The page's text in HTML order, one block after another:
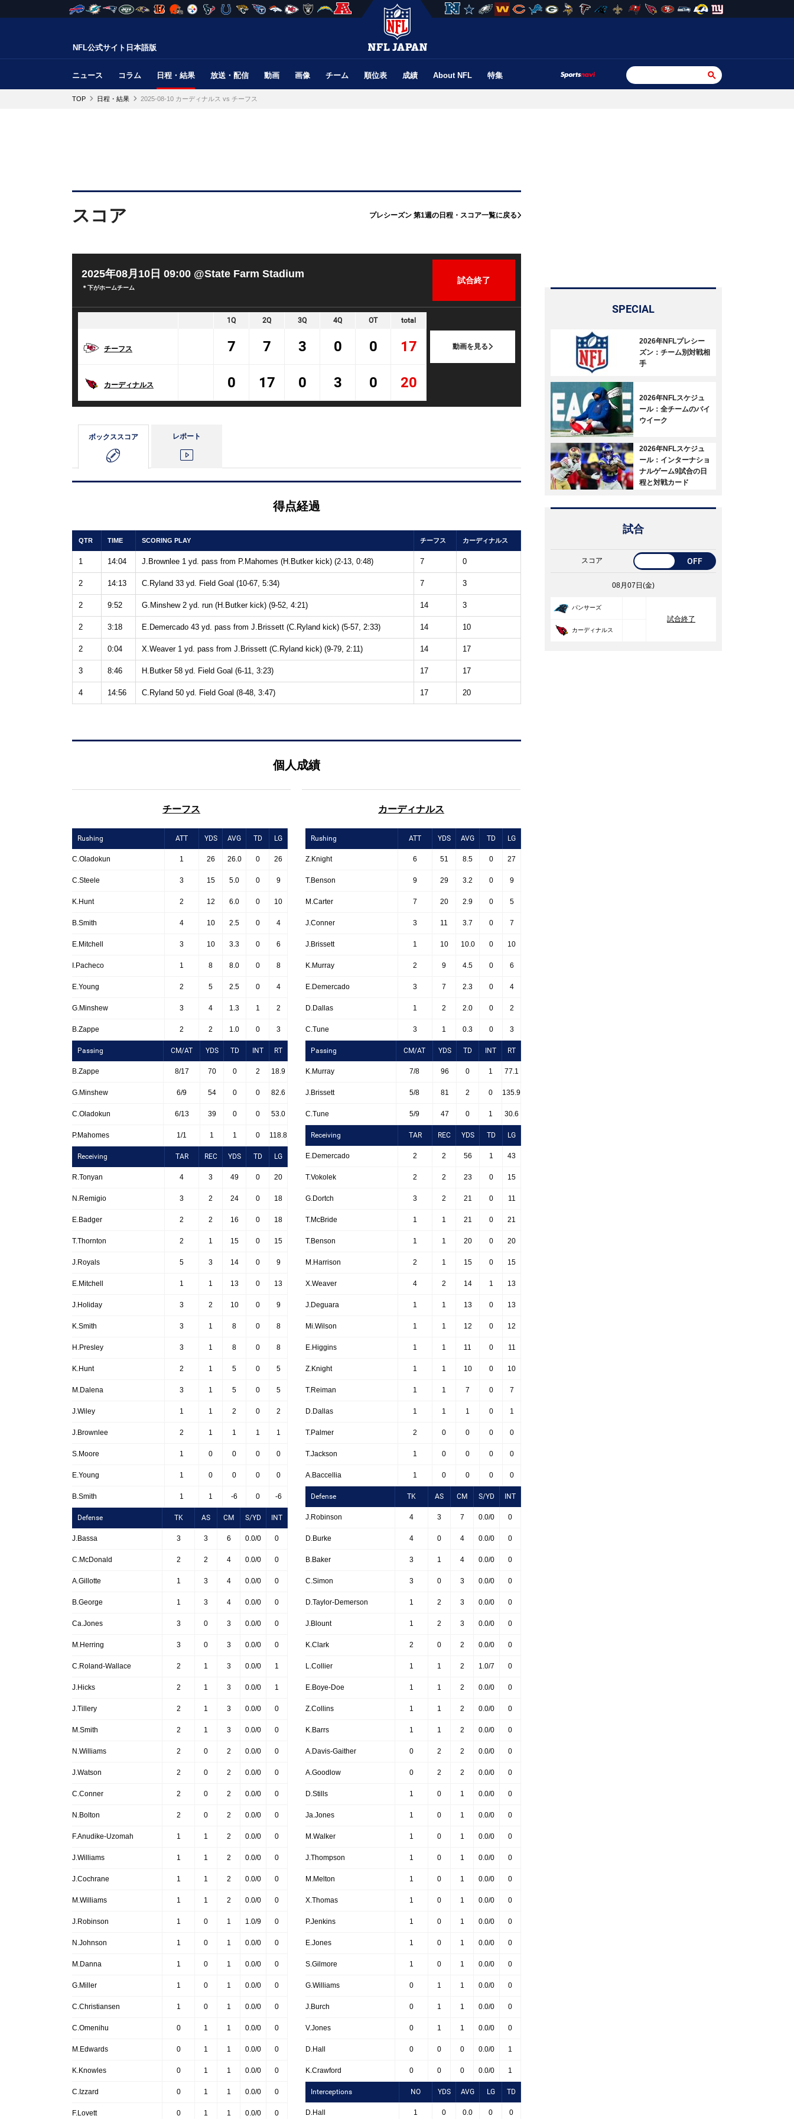
NFL公式サイト日本語版
ニュース コラム 日程・結果 放送・配信 動画 画像 チーム 順位表 成績 About NFL 特集
TOP 日程・結果 2025-08-10 カーディナルス vs チーフス
スコア プレシーズン 第1週の日程・スコア一覧に戻る
2025年08月10日 09:00 @State Farm Stadium
＊下がホームチーム
試合終了
1Q 2Q 3Q 4Q OT total
チーフス 7 7 3 0 0 17
カーディナルス 0 17 0 3 0 20
動画を見る
ボックススコア レポート
得点経過
QTR TIME SCORING PLAY チーフス カーディナルス
1 14:04 J.Brownlee 1 yd. pass from P.Mahomes (H.Butker kick) (2-13, 0:48) 7 0
2 14:13 C.Ryland 33 yd. Field Goal (10-67, 5:34) 7 3
2 9:52 G.Minshew 2 yd. run (H.Butker kick) (9-52, 4:21) 14 3
2 3:18 E.Demercado 43 yd. pass from J.Brissett (C.Ryland kick) (5-57, 2:33) 14 10
2 0:04 X.Weaver 1 yd. pass from J.Brissett (C.Ryland kick) (9-79, 2:11) 14 17
3 8:46 H.Butker 58 yd. Field Goal (6-11, 3:23) 17 17
4 14:56 C.Ryland 50 yd. Field Goal (8-48, 3:47) 17 20
個人成績
チーフス カーディナルス
Rushing ATT YDS AVG TD LG
C.Oladokun 1 26 26.0 0 26
C.Steele 3 15 5.0 0 9
K.Hunt 2 12 6.0 0 10
B.Smith 4 10 2.5 0 4
E.Mitchell 3 10 3.3 0 6
I.Pacheco 1 8 8.0 0 8
E.Young 2 5 2.5 0 4
G.Minshew 3 4 1.3 1 2
B.Zappe 2 2 1.0 0 3
Passing CM/AT YDS TD INT RT
B.Zappe 8/17 70 0 2 18.9
G.Minshew 6/9 54 0 0 82.6
C.Oladokun 6/13 39 0 0 53.0
P.Mahomes 1/1 1 1 0 118.8
Receiving TAR REC YDS TD LG
R.Tonyan 4 3 49 0 20
N.Remigio 3 2 24 0 18
E.Badger 2 2 16 0 18
T.Thornton 2 1 15 0 15
J.Royals 5 3 14 0 9
E.Mitchell 1 1 13 0 13
J.Holiday 3 2 10 0 9
K.Smith 3 1 8 0 8
H.Presley 3 1 8 0 8
K.Hunt 2 1 5 0 5
M.Dalena 3 1 5 0 5
J.Wiley 1 1 2 0 2
J.Brownlee 2 1 1 1 1
S.Moore 1 0 0 0 0
E.Young 1 0 0 0 0
B.Smith 1 1 -6 0 -6
Defense TK AS CM S/YD INT
J.Bassa 3 3 6 0.0/0 0
C.McDonald 2 2 4 0.0/0 0
A.Gillotte 1 3 4 0.0/0 0
B.George 1 3 4 0.0/0 0
Ca.Jones 3 0 3 0.0/0 0
M.Herring 3 0 3 0.0/0 0
C.Roland-Wallace 2 1 3 0.0/0 1
J.Hicks 2 1 3 0.0/0 1
J.Tillery 2 1 3 0.0/0 0
M.Smith 2 1 3 0.0/0 0
N.Williams 2 0 2 0.0/0 0
J.Watson 2 0 2 0.0/0 0
C.Conner 2 0 2 0.0/0 0
N.Bolton 2 0 2 0.0/0 0
F.Anudike-Uzomah 1 1 2 0.0/0 0
J.Williams 1 1 2 0.0/0 0
J.Cochrane 1 1 2 0.0/0 0
M.Williams 1 1 2 0.0/0 0
J.Robinson 1 0 1 1.0/9 0
N.Johnson 1 0 1 0.0/0 0
M.Danna 1 0 1 0.0/0 0
G.Miller 1 0 1 0.0/0 0
C.Christiansen 1 0 1 0.0/0 0
C.Omenihu 0 1 1 0.0/0 0
M.Edwards 0 1 1 0.0/0 0
K.Knowles 0 1 1 0.0/0 0
C.Izzard 0 1 1 0.0/0 0
F.Lovett 0 1 1 0.0/0 0
Rushing ATT YDS AVG TD LG
Z.Knight 6 51 8.5 0 27
T.Benson 9 29 3.2 0 9
M.Carter 7 20 2.9 0 5
J.Conner 3 11 3.7 0 7
J.Brissett 1 10 10.0 0 10
K.Murray 2 9 4.5 0 6
E.Demercado 3 7 2.3 0 4
D.Dallas 1 2 2.0 0 2
C.Tune 3 1 0.3 0 3
Passing CM/AT YDS TD INT RT
K.Murray 7/8 96 0 1 77.1
J.Brissett 5/8 81 2 0 135.9
C.Tune 5/9 47 0 1 30.6
Receiving TAR REC YDS TD LG
E.Demercado 2 2 56 1 43
T.Vokolek 2 2 23 0 15
G.Dortch 3 2 21 0 11
T.McBride 1 1 21 0 21
T.Benson 1 1 20 0 20
M.Harrison 2 1 15 0 15
X.Weaver 4 2 14 1 13
J.Deguara 1 1 13 0 13
Mi.Wilson 1 1 12 0 12
E.Higgins 1 1 11 0 11
Z.Knight 1 1 10 0 10
T.Reiman 1 1 7 0 7
D.Dallas 1 1 1 0 1
T.Palmer 2 0 0 0 0
T.Jackson 1 0 0 0 0
A.Baccellia 1 0 0 0 0
Defense TK AS CM S/YD INT
J.Robinson 4 3 7 0.0/0 0
D.Burke 4 0 4 0.0/0 0
B.Baker 3 1 4 0.0/0 0
C.Simon 3 0 3 0.0/0 0
D.Taylor-Demerson 1 2 3 0.0/0 0
J.Blount 1 2 3 0.0/0 0
K.Clark 2 0 2 0.0/0 0
L.Collier 1 1 2 1.0/7 0
E.Boye-Doe 1 1 2 0.0/0 0
Z.Collins 1 1 2 0.0/0 0
K.Barrs 1 1 2 0.0/0 0
A.Davis-Gaither 0 2 2 0.0/0 0
A.Goodlow 0 2 2 0.0/0 0
D.Stills 1 0 1 0.0/0 0
Ja.Jones 1 0 1 0.0/0 0
M.Walker 1 0 1 0.0/0 0
J.Thompson 1 0 1 0.0/0 0
M.Melton 1 0 1 0.0/0 0
X.Thomas 1 0 1 0.0/0 0
P.Jenkins 1 0 1 0.0/0 0
E.Jones 1 0 1 0.0/0 0
S.Gilmore 1 0 1 0.0/0 0
G.Williams 0 1 1 0.0/0 0
J.Burch 0 1 1 0.0/0 0
V.Jones 0 1 1 0.0/0 0
D.Hall 0 0 0 0.0/0 1
K.Crawford 0 0 0 0.0/0 1
Interceptions NO YDS AVG LG TD
D.Hall 1 0 0.0 0 0
SPECIAL
2026年NFLプレシー
ズン：チーム別対戦相
手
2026年NFLスケジュ
ール：全チームのバイ
ウイーク
2026年NFLスケジュ
ール：インターナショ
ナルゲーム9試合の日
程と対戦カード
試合
スコア OFF
08月07日(金)
パンサーズ
試合終了
カーディナルス